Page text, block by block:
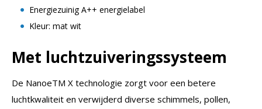
Energiezuinig A++ energielabel
Kleur: mat wit
Met luchtzuiveringssysteem
De NanoeTM X technologie zorgt voor een betere
luchtkwaliteit en verwijderd diverse schimmels, pollen,